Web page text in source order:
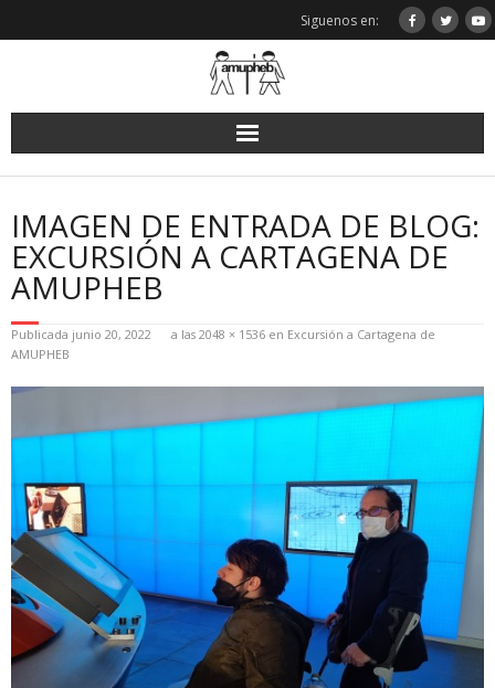
Siguenos en:
IMAGEN DE ENTRADA DE BLOG:
EXCURSIÓN A CARTAGENA DE
AMUPHEB
Publicada junio 20, 2022 a las 2048 × 1536 en Excursión a Cartagena de
AMUPHEB